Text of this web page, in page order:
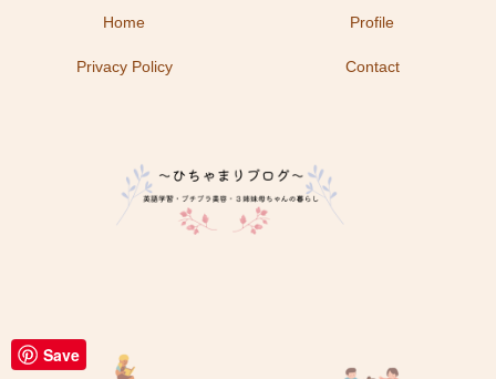
Home Profile
Privacy Policy Contact
Save